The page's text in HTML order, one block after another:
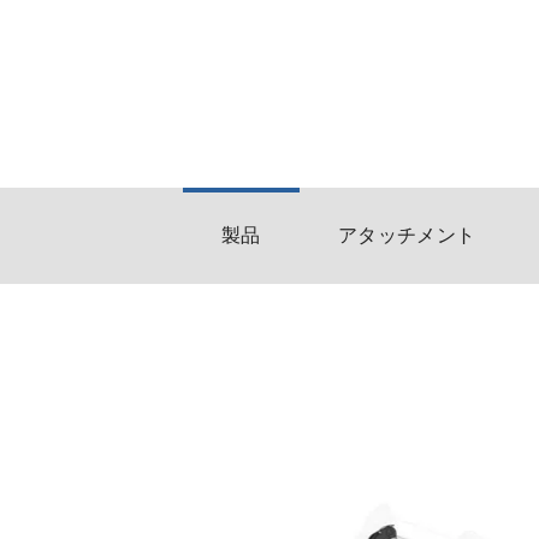
製品 アタッチメント